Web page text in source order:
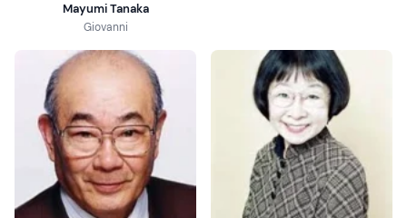
Mayumi Tanaka
Giovanni